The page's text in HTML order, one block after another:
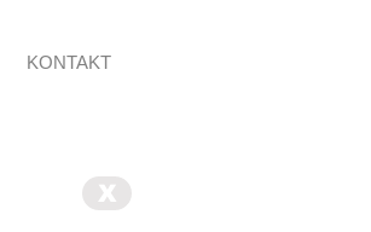
KONTAKT
X